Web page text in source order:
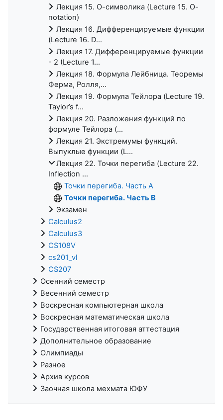
Лекция 15. О-символика (Lecture 15. O-
notation)
Лекция 16. Дифференцируемые функции
(Lecture 16. D...
Лекция 17. Дифференцируемые функции
- 2 (Lecture 1...
Лекция 18. Формула Лейбница. Теоремы
Ферма, Ролля,...
Лекция 19. Формула Тейлора (Lecture 19.
Taylor’s f...
Лекция 20. Разложения функций по
формуле Тейлора (...
Лекция 21. Экстремумы функций.
Выпуклые функции (L...
Лекция 22. Точки перегиба (Lecture 22.
Inflection ...
Точки перегиба. Часть A
Точки перегиба. Часть B
Экзамен
Calculus2
Calculus3
CS108V
cs201_vl
CS207
Осенний семестр
Весенний семестр
Воскресная компьютерная школа
Воскресная математическая школа
Государственная итоговая аттестация
Дополнительное образование
Олимпиады
Разное
Архив курсов
Заочная школа мехмата ЮФУ